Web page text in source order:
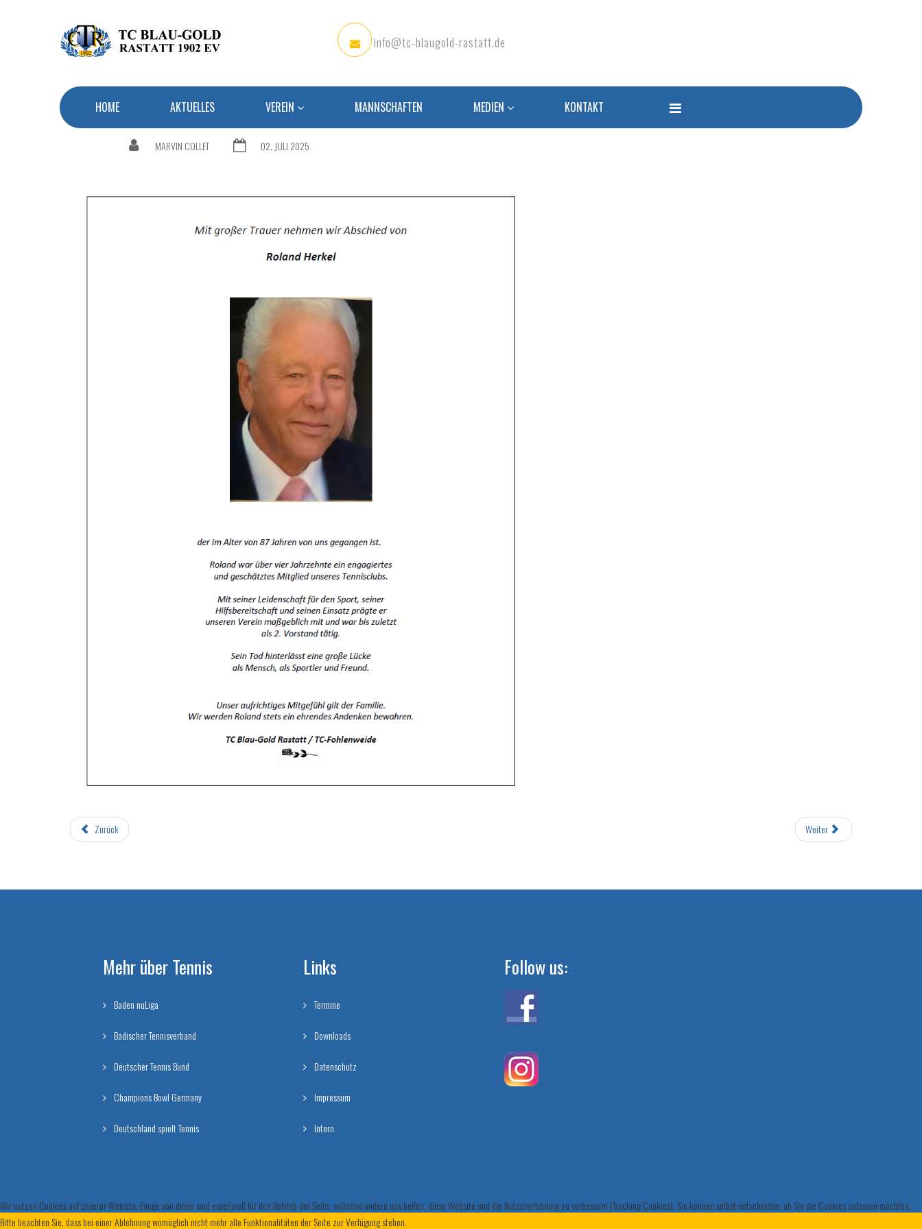
info@tc-blaugold-rastatt.de
HOME AKTUELLES VEREIN MANNSCHAFTEN MEDIEN KONTAKT
MARVIN COLLET 02. JULI 2025
Zurück Weiter
Mehr über Tennis
Baden nuLiga
Badischer Tennisverband
Deutscher Tennis Bund
Champions Bowl Germany
Deutschland spielt Tennis
Links
Termine
Downloads
Datenschutz
Impressum
Intern
Follow us:
Wir nutzen Cookies auf unserer Website. Einige von ihnen sind essenziell für den Betrieb der Seite, während andere uns helfen, diese Website und die Nutzererfahrung zu verbessern (Tracking Cookies). Sie können selbst entscheiden, ob Sie die Cookies zulassen möchten.
Bitte beachten Sie, dass bei einer Ablehnung womöglich nicht mehr alle Funktionalitäten der Seite zur Verfügung stehen.